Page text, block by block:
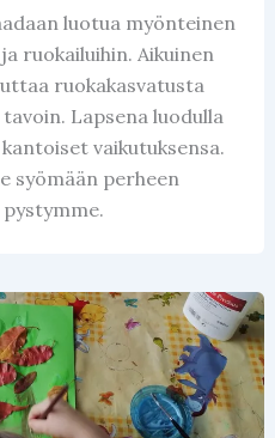
luotua myönteinen
ruokailuihin. Aikuinen
ruokakasvatusta
Lapsena luodulla
vaikutuksensa.
syömään perheen
pystymme.